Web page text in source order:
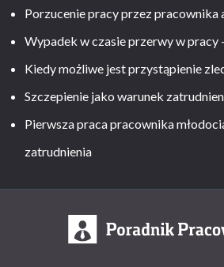
Porzucenie pracy przez pracownika
Wypadek w czasie przerwy w pracy
Kiedy możliwe jest przystąpienie
Szczepienie jako warunek
Pierwsza praca pracownika
zatrudnienia